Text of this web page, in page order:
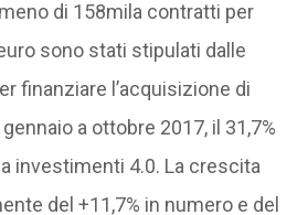
di 158mila contratti per
sono stati stipulati dalle
finanziare l’acquisizione di
a ottobre 2017, il 31,7%
investimenti 4.0. La crescita
del +11,7% in numero e del